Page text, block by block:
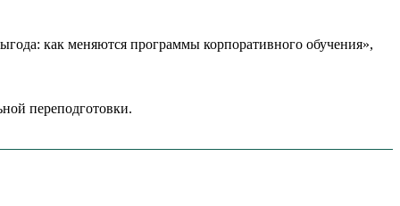
как меняются программы корпоративного обучения»,
переподготовки.